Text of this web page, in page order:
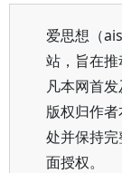
爱思想（
站，旨在推
凡本网首
版权归作
处并保持
面授权。